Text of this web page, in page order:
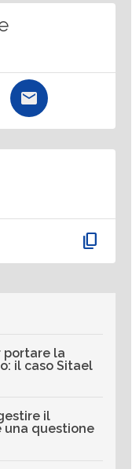
content_copy
portare la
il caso Sitael
il
una questione